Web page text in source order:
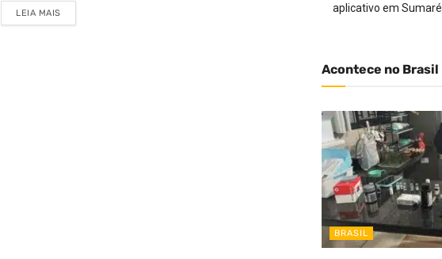
LEIA MAIS
aplicativo em Sumaré
Acontece no Brasil
BRASIL